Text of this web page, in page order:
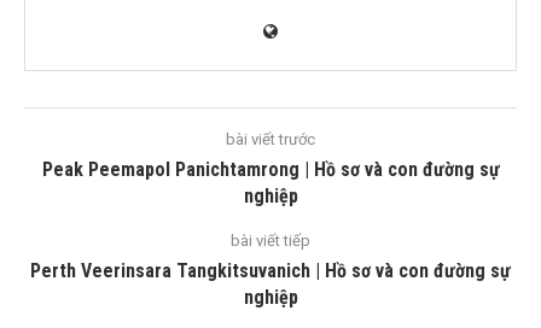
bài viết trước
Peak Peemapol Panichtamrong | Hồ sơ và con đường sự
nghiệp
bài viết tiếp
Perth Veerinsara Tangkitsuvanich | Hồ sơ và con đường sự
nghiệp